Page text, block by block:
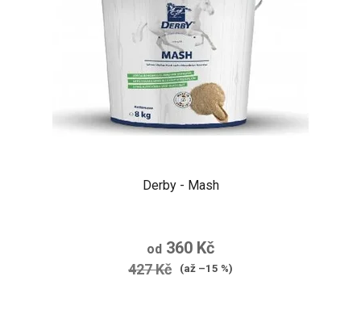
Derby - Mash
od 360 Kč
427 Kč (až –15 %)